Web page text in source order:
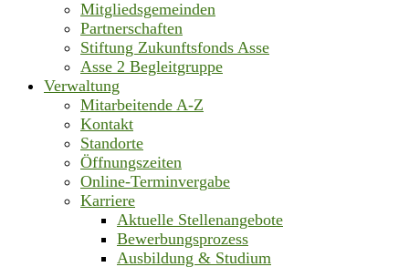
Mitgliedsgemeinden
Partnerschaften
Stiftung Zukunftsfonds Asse
Asse 2 Begleitgruppe
Verwaltung
Mitarbeitende A-Z
Kontakt
Standorte
Öffnungszeiten
Online-Terminvergabe
Karriere
Aktuelle Stellenangebote
Bewerbungsprozess
Ausbildung & Studium